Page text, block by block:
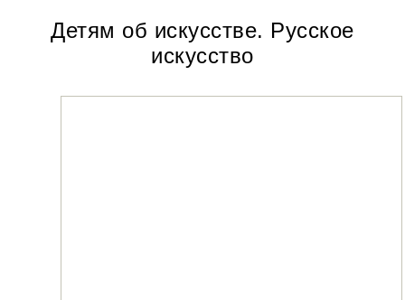
Детям об искусстве. Русское
искусство